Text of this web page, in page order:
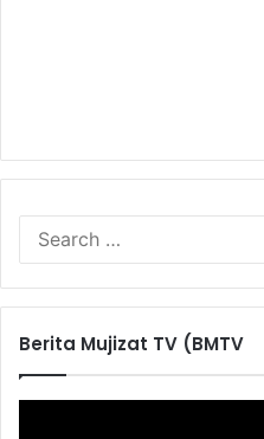
Berita Mujizat TV (BMTV